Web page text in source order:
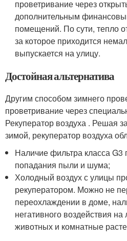
проветривание через
дополнительным
помещений. По сути, тепло
за которое приходится
выпускается на улицу.
Достойная альтернатива
Другим способом зимнего
проветривание через
Рекуператор воздуха . Решая
зимой, рекуператор воздуха
Наличие фильтра класса G3
попадания пыли и шума;
Холодный воздух с улицы
рекуператором. Можно не
переохлаждении в доме,
негативного воздействия
животных и комнатные